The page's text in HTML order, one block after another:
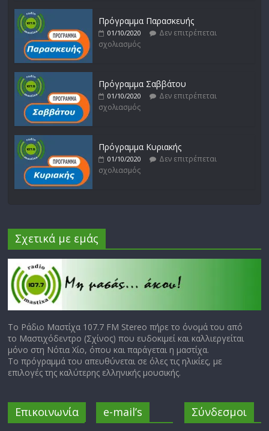
Πρόγραμμα Παρασκευής
01/10/2020
Δεν επιτρέπεται
σχολιασμός
Πρόγραμμα Σαββάτου
01/10/2020
Δεν επιτρέπεται
σχολιασμός
Πρόγραμμα Κυριακής
01/10/2020
Δεν επιτρέπεται
σχολιασμός
Σχετικά με εμάς
Το Ράδιο Μαστίχα 107.7 FM Stereo πήρε το όνομά του από
το Μαστιχόδεντρο (Σχίνος) που ευδοκιμεί και καλλιεργείται
μόνο στη Νότια Χίο, όπου και παράγεται η μαστίχα.
Το πρόγραμμά του απευθύνεται σε όλες τις ηλικίες, με
επιλογές της καλύτερης ελληνικής μουσικής.
Επικοινωνία e-mail’s Σύνδεσμοι